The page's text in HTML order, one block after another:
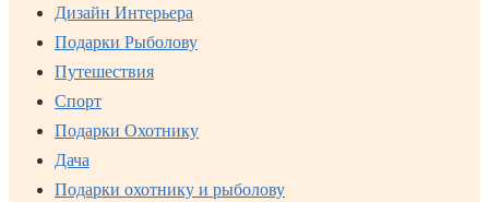
Дизайн Интерьера
Подарки Рыболову
Путешествия
Спорт
Подарки Охотнику
Дача
Подарки охотнику и рыболову